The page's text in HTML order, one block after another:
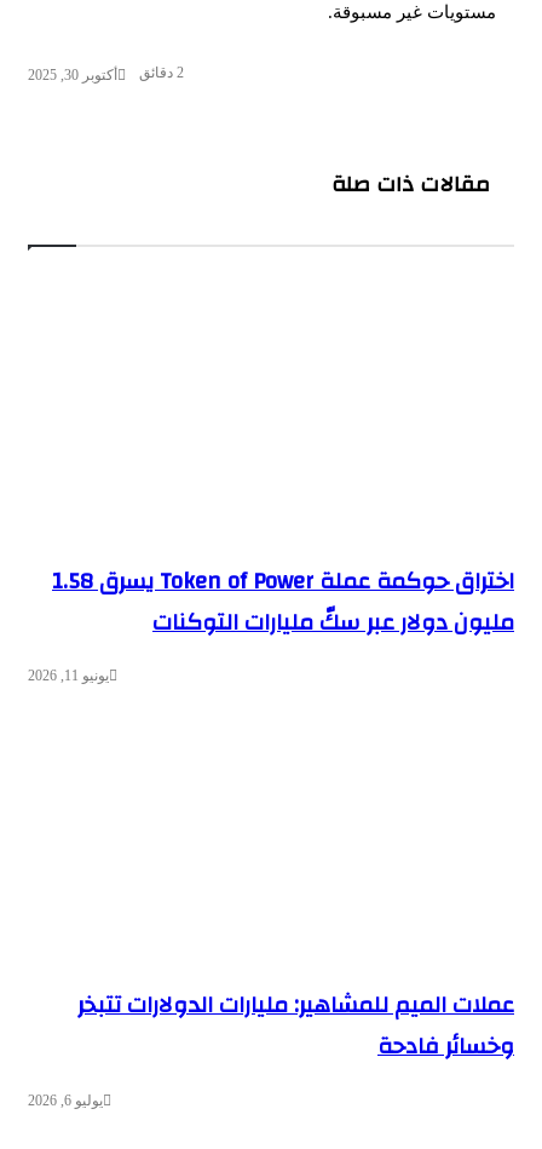
مستويات غير مسبوقة.
أكتوبر 30, 2025 2 دقائق
مقالات ذات صلة
اختراق حوكمة عملة Token of Power يسرق 1.58
مليون دولار عبر سكّ مليارات التوكنات
يونيو 11, 2026
عملات الميم للمشاهير: مليارات الدولارات تتبخر
وخسائر فادحة
يوليو 6, 2026